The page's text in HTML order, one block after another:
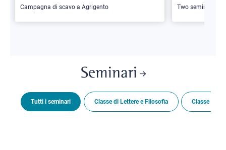
Campagna di scavo a Agrigento Two seminars
Seminari
Tutti i seminari Classe di Lettere e Filosofia Classe di